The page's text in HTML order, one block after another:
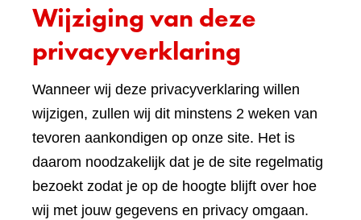
Wijziging van deze
privacyverklaring
Wanneer wij deze privacyverklaring willen
wijzigen, zullen wij dit minstens 2 weken van
tevoren aankondigen op onze site. Het is
daarom noodzakelijk dat je de site regelmatig
bezoekt zodat je op de hoogte blijft over hoe
wij met jouw gegevens en privacy omgaan.